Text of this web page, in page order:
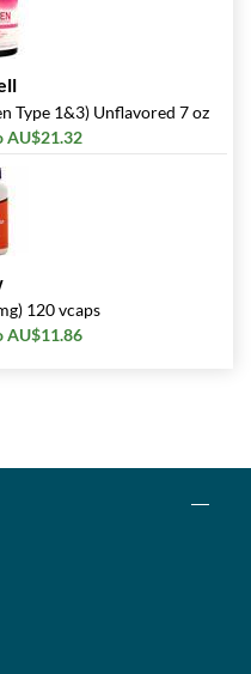
Type 1&3) Unflavored 7 oz
AU$21.32
120 vcaps
AU$11.86